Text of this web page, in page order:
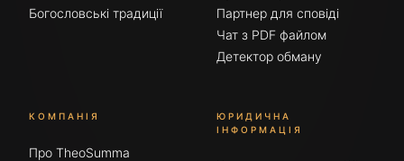
Богословські традиції
Партнер для сповіді
Чат з PDF файлом
Детектор обману
КОМПАНІЯ
Про TheoSumma
ЮРИДИЧНА
ІНФОРМАЦІЯ